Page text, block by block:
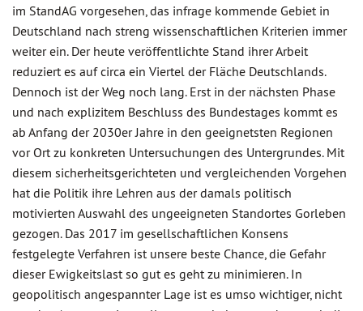
im StandAG vorgesehen, das infrage kommende Gebiet in
Deutschland nach streng wissenschaftlichen Kriterien immer
weiter ein. Der heute veröffentlichte Stand ihrer Arbeit
reduziert es auf circa ein Viertel der Fläche Deutschlands.
Dennoch ist der Weg noch lang. Erst in der nächsten Phase
und nach explizitem Beschluss des Bundestages kommt es
ab Anfang der 2030er Jahre in den geeignetsten Regionen
vor Ort zu konkreten Untersuchungen des Untergrundes. Mit
diesem sicherheitsgerichteten und vergleichenden Vorgehen
hat die Politik ihre Lehren aus der damals politisch
motivierten Auswahl des ungeeigneten Standortes Gorleben
gezogen. Das 2017 im gesellschaftlichen Konsens
festgelegte Verfahren ist unsere beste Chance, die Gefahr
dieser Ewigkeitslast so gut es geht zu minimieren. In
geopolitisch angespannter Lage ist es umso wichtiger, nicht